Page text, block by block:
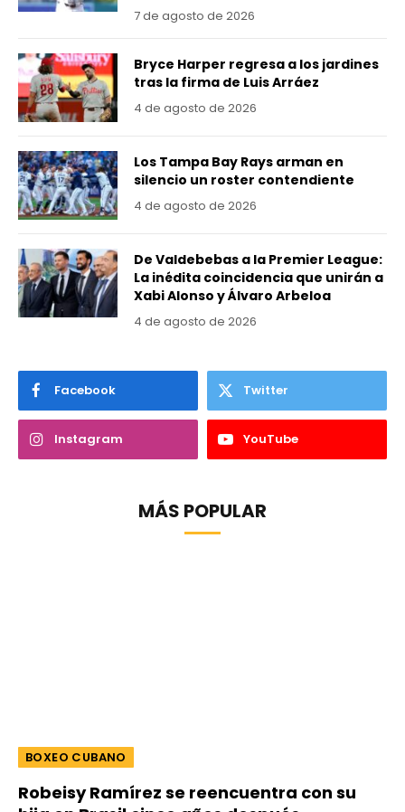
7 de agosto de 2026
Bryce Harper regresa a los jardines
tras la firma de Luis Arráez
4 de agosto de 2026
Los Tampa Bay Rays arman en
silencio un roster contendiente
4 de agosto de 2026
De Valdebebas a la Premier League:
La inédita coincidencia que unirán a
Xabi Alonso y Álvaro Arbeloa
4 de agosto de 2026
Facebook Twitter
Instagram YouTube
MÁS POPULAR
BOXEO CUBANO
Robeisy Ramírez se reencuentra con su